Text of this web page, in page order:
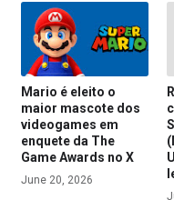
Mario é eleito o
maior mascote dos
videogames em
enquete da The
Game Awards no X
June 20, 2026